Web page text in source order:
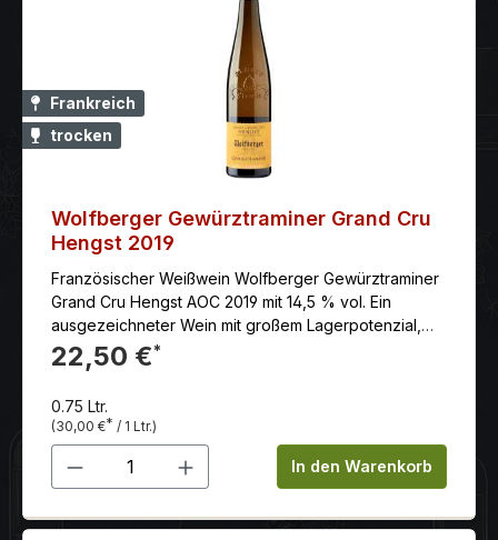
Frankreich
trocken
Wolfberger Gewürztraminer Grand Cru
Hengst 2019
Französischer Weißwein Wolfberger Gewürztraminer
Grand Cru Hengst AOC 2019 mit 14,5 % vol. Ein
ausgezeichneter Wein mit großem Lagerpotenzial,
der mit dem Alter noch an Ausdruck gewinnt. Der
Wolfberger Gewürztraminer Grand Cru Hengst AOC
Elsass. Die Weine der Grand Cru Lage Hengst
überzeugen durch Schwung, Kraft sowie
Lebendigkeit und ihrem eher „wilden“ Charakter. Mit
zunehmender Lagerung verfeinert sich der „Hengst“
Gourmets und Kenner überraschen wird.Im Glas zeigt
22,50 €*
0.75 Ltr.
(30,00 €* / 1 Ltr.)
Produkt Anzahl: Gib denIn den Warenkorb